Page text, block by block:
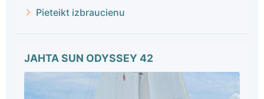
Pieteikt izbraucienu
JAHTA SUN ODYSSEY 42